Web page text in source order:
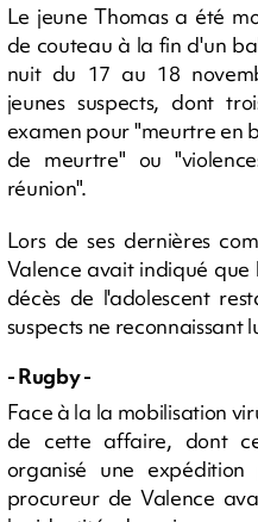
Le jeune Thomas a été
de couteau à la fin d'un
nuit du 17 au 18
jeunes suspects, dont
examen pour "meurtre en
de meurtre" ou
réunion".
Lors de ses dernières
Valence avait indiqué que
décès de l'adolescent
suspects ne reconnaissant
- Rugby -
Face à la la mobilisation
de cette affaire, dont
organisé une
procureur de Valence